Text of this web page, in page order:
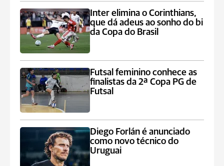
Inter elimina o Corinthians,
que dá adeus ao sonho do bi
da Copa do Brasil
Futsal feminino conhece as
finalistas da 2ª Copa PG de
Futsal
Diego Forlán é anunciado
como novo técnico do
Uruguai